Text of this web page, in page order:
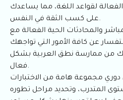
لقواعد اللغة، مما يساعدك
على كسب الثقة في النفس.
والمحادثات الحية الفعالة مع
عن كافة الأمور التي تواجهك
من ممارسة نطق العربية بشكل
فعال.
مجموعة هامة من الاختبارات
المتدرب، وتحديد مراحل تطوره